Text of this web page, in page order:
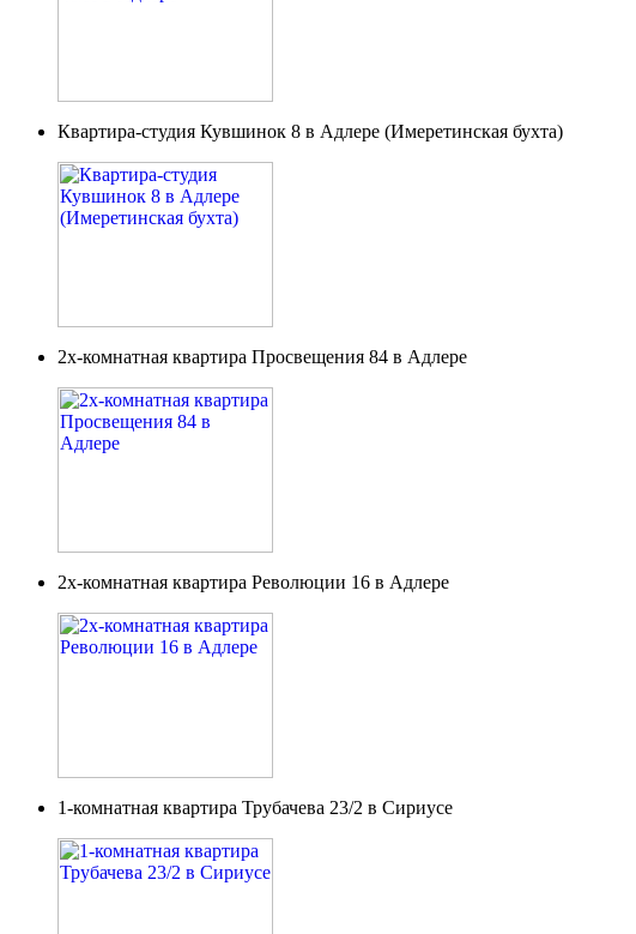
Квартира-студия Кувшинок 8 в Адлере (Имеретинская бухта)
2х-комнатная квартира Просвещения 84 в Адлере
2х-комнатная квартира Революции 16 в Адлере
1-комнатная квартира Трубачева 23/2 в Сириусе